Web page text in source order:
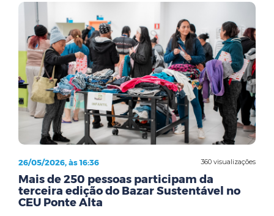
360 visualizações
26/05/2026, às 16:36
Mais de 250 pessoas participam da
terceira edição do Bazar Sustentável no
CEU Ponte Alta